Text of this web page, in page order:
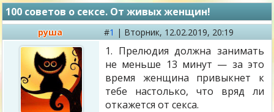
100 советов о сексе. От живых женщин!
руша #1 | Вторник, 12.02.2019, 20:19
1. Прелюдия должна занимать
не меньше 13 минут — за это
время женщина привыкнет к
тебе настолько, что вряд ли
откажется от секса.